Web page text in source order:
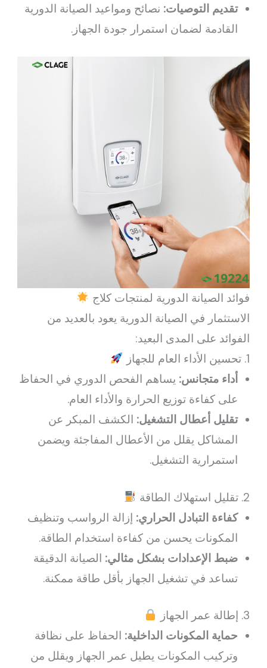
تقديم التوصيات: نصائح ومواعيد الصيانة الدورية
القادمة لضمان استمرار جودة الجهاز.
فوائد الصيانة الدورية لمنتجات كلاج
الاستثمار في الصيانة الدورية يعود بالعديد من
الفوائد على المدى البعيد:
1. تحسين الأداء العام للجهاز
أداء متجانس: يساهم الفحص الدوري في الحفاظ
على كفاءة توزيع الحرارة والأداء العام.
تقليل أعطال التشغيل: الكشف المبكر عن
المشاكل يقلل من الأعطال المفاجئة ويضمن
استمرارية التشغيل.
2. تقليل استهلاك الطاقة
كفاءة التبادل الحراري: إزالة الرواسب وتنظيف
المكونات يحسن من كفاءة استخدام الطاقة.
ضبط الإعدادات بشكل مثالي: الصيانة الدقيقة
تساعد في تشغيل الجهاز بأقل طاقة ممكنة.
3. إطالة عمر الجهاز
حماية المكونات الداخلية: الحفاظ على نظافة
وتركيب المكونات يطيل عمر الجهاز ويقلل من